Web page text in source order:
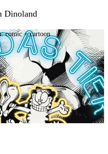
Dinoland
comic + cartoon